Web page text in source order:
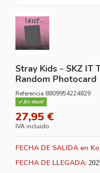
Stray Kids - SKZ IT
Random Photocard
Referencia 8809954224829
¡En stock!
27,95 €
IVA incluido
FECHA DE SALIDA en
FECHA DE LLEGADA: